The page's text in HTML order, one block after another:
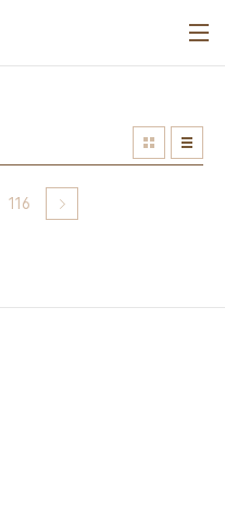
116